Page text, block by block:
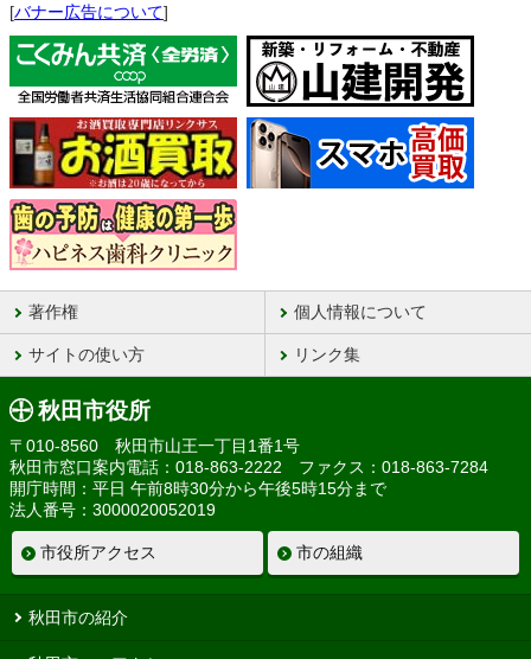
[バナー広告について]
著作権 個人情報について
サイトの使い方 リンク集
秋田市役所
〒010-8560 秋田市山王一丁目1番1号
秋田市窓口案内電話：018-863-2222 ファクス：018-863-7284
開庁時間：平日 午前8時30分から午後5時15分まで
法人番号：3000020052019
市役所アクセス 市の組織
秋田市の紹介